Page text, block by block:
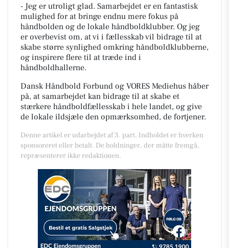
- Jeg er utroligt glad. Samarbejdet er en fantastisk
mulighed for at bringe endnu mere fokus på
håndbolden og de lokale håndboldklubber. Og jeg
er overbevist om, at vi i fællesskab vil bidrage til at
skabe større synlighed omkring håndboldklubberne,
og inspirere flere til at træde ind i
håndboldhallerne.
Dansk Håndbold Forbund og VORES Mediehus håber
på, at samarbejdet kan bidrage til at skabe et
stærkere håndboldfællesskab i hele landet, og give
de lokale ildsjæle den opmærksomhed, de fortjener.
Denne artikel er udarbejdet af 3. part. Indholdet er hverken
sponsoreret eller betalt. De holdninger, der måtte fremgå,
repræsenterer ikke redaktionen.